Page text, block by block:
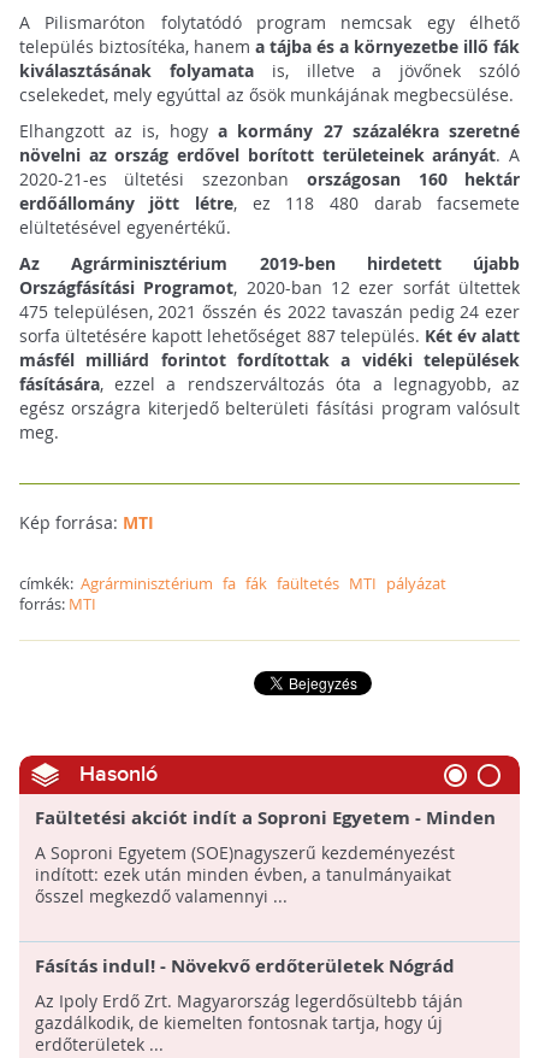
A Pilismaróton folytatódó program nemcsak egy élhető
település biztosítéka, hanem a tájba és a környezetbe illő fák
kiválasztásának folyamatais, illetve a jövőnek szóló
cselekedet, mely egyúttal az ősök munkájának megbecsülése.
Elhangzott az is, hogy a kormány 27 százalékra szeretné
növelni az ország erdővel borított területeinek arányát. A
2020-21-es ültetési szezonban országosan 160 hektár
erdőállomány jött létre, ez 118 480 darab facsemete
elültetésével egyenértékű.
Az Agrárminisztérium 2019-ben hirdetett újabb
Országfásítási Programot, 2020-ban 12 ezer sorfát ültettek
475 településen, 2021 ősszén és 2022 tavaszán pedig 24 ezer
sorfa ültetésére kapott lehetőséget 887 település. Két év alatt
másfél milliárd forintot fordítottak a vidéki települések
fásítására, ezzel a rendszerváltozás óta a legnagyobb, az
egész országra kiterjedő belterületi fásítási program valósult
meg.
Kép forrása: MTI
címkék: Agrárminisztérium fa fák faültetés MTI pályázat
forrás: MTI
Hasonló
Faültetési akciót indít a Soproni Egyetem - Minden
elsős hallgató után egy facsemete!
A Soproni Egyetem (SOE)nagyszerű kezdeményezést
indított: ezek után minden évben, a tanulmányaikat
ősszel megkezdő valamennyi ...
Fásítás indul! - Növekvő erdőterületek Nógrád
megyében
Az Ipoly Erdő Zrt. Magyarország legerdősültebb táján
gazdálkodik, de kiemelten fontosnak tartja, hogy új
erdőterületek ...